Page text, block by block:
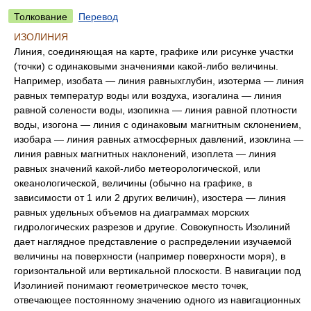
Толкование
Перевод
ИЗОЛИНИЯ
Линия, соединяющая на карте, графике или рисунке участки
(точки) с одинаковыми значениями какой-либо величины.
Например, изобата — линия равныхглубин, изотерма — линия
равных температур воды или воздуха, изогалина — линия
равной солености воды, изопикна — линия равной плотности
воды, изогона — линия с одинаковым магнитным склонением,
изобара — линия равных атмосферных давлений, изоклина —
линия равных магнитных наклонений, изоплета — линия
равных значений какой-либо метеорологической, или
океанологической, величины (обычно на графике, в
зависимости от 1 или 2 других величин), изостера — линия
равных удельных объемов на диаграммах морских
гидрологических разрезов и другие. Совокупность Изолиний
дает наглядное представление о распределении изучаемой
величины на поверхности (например поверхности моря), в
горизонтальной или вертикальной плоскости. В навигации под
Изолинией понимают геометрическое место точек,
отвечающее постоянному значению одного из навигационных